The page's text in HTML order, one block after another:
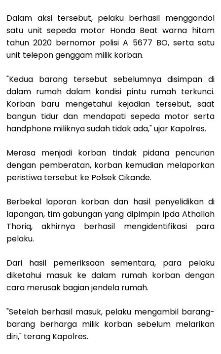
Dalam aksi tersebut, pelaku berhasil menggondol
satu unit sepeda motor Honda Beat warna hitam
tahun 2020 bernomor polisi A 5677 BO, serta satu
unit telepon genggam milik korban.
"Kedua barang tersebut sebelumnya disimpan di
dalam rumah dalam kondisi pintu rumah terkunci.
Korban baru mengetahui kejadian tersebut, saat
bangun tidur dan mendapati sepeda motor serta
handphone miliknya sudah tidak ada," ujar Kapolres.
Merasa menjadi korban tindak pidana pencurian
dengan pemberatan, korban kemudian melaporkan
peristiwa tersebut ke Polsek Cikande.
Berbekal laporan korban dan hasil penyelidikan di
lapangan, tim gabungan yang dipimpin Ipda Athallah
Thoriq, akhirnya berhasil mengidentifikasi para
pelaku.
Dari hasil pemeriksaan sementara, para pelaku
diketahui masuk ke dalam rumah korban dengan
cara merusak bagian jendela rumah.
"Setelah berhasil masuk, pelaku mengambil barang-
barang berharga milik korban sebelum melarikan
diri," terang Kapolres.